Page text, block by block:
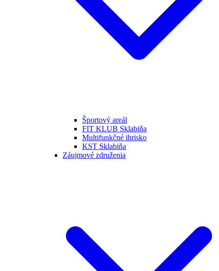
Športový areál
FIT KLUB Sklabiňa
Multifunkčné ihrisko
KST Sklabiňa
Záujmové združenia